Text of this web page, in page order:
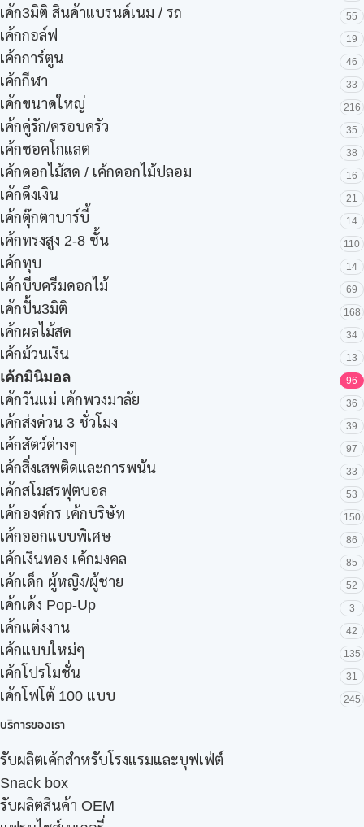
เค้ก3มิติ สินค้าแบรนด์เนม / รถ 55
เค้กกอล์ฟ 19
เค้กการ์ตูน 46
เค้กกีฬา 33
เค้กขนาดใหญ่ 216
เค้กคู่รัก/ครอบครัว 35
เค้กชอคโกแลต 38
เค้กดอกไม้สด / เค้กดอกไม้ปลอม 16
เค้กดึงเงิน 21
เค้กตุ๊กตาบาร์บี้ 14
เค้กทรงสูง 2-8 ชั้น 110
เค้กทุบ 14
เค้กบีบครีมดอกไม้ 69
เค้กปั้น3มิติ 168
เค้กผลไม้สด 34
เค้กม้วนเงิน 13
เค้กมินิมอล 96
เค้กวันแม่ เค้กพวงมาลัย 36
เค้กส่งด่วน 3 ชั่วโมง 39
เค้กสัตว์ต่างๆ 97
เค้กสิ่งเสพติดและการพนัน 33
เค้กสโมสรฟุตบอล 53
เค้กองค์กร เค้กบริษัท 150
เค้กออกแบบพิเศษ 86
เค้กเงินทอง เค้กมงคล 85
เค้กเด็ก ผู้หญิง/ผู้ชาย 52
เค้กเด้ง Pop-Up 3
เค้กแต่งงาน 42
เค้กแบบใหม่ๆ 135
เค้กโปรโมชั่น 31
เค้กโฟโต้ 100 แบบ 245
บริการของเรา
รับผลิตเค้กสำหรับโรงแรมและบุฟเฟ่ต์
Snack box
รับผลิตสินค้า OEM